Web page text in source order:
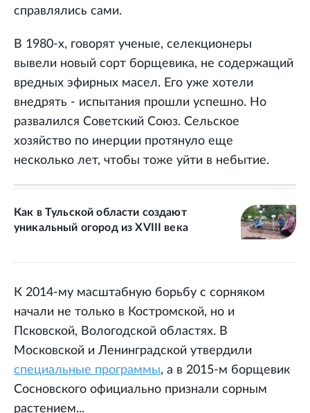
справлялись сами.
В 1980-х, говорят ученые, селекционеры
вывели новый сорт борщевика, не содержащий
вредных эфирных масел. Его уже хотели
внедрять - испытания прошли успешно. Но
развалился Советский Союз. Сельское
хозяйство по инерции протянуло еще
несколько лет, чтобы тоже уйти в небытие.
Как в Тульской области создают
уникальный огород из XVIII века
К 2014-му масштабную борьбу с сорняком
начали не только в Костромской, но и
Псковской, Вологодской областях. В
Московской и Ленинградской утвердили
специальные программы, а в 2015-м борщевик
Сосновского официально признали сорным
растением...